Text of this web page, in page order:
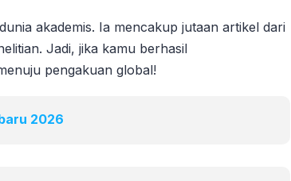
akademis. Ia mencakup jutaan artikel dari
Jadi, jika kamu berhasil
pengakuan global!
2026